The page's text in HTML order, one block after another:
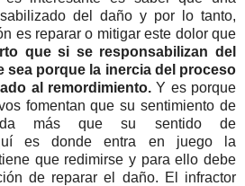
del daño y por lo tanto,
es reparar o mitigar este dolor que
que si se responsabilizan del
sea porque la inercia del proceso
al remordimiento.Y es porque
fomentan que su sentimiento de
más que su sentido de
es donde entra en juego la
que redimirse y para ello debe
de reparar el daño. El infractor